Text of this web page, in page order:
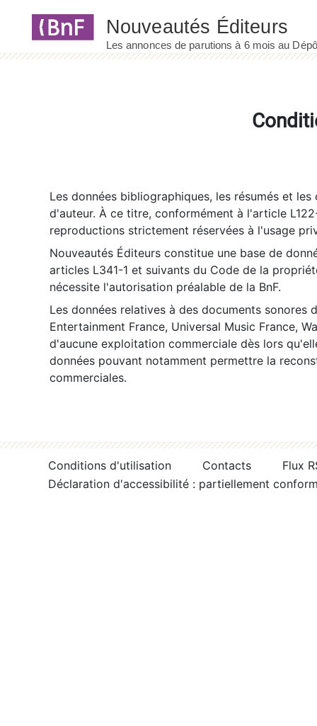
Les données bibliographiques, les résumés et
d'auteur. À ce titre, conformément à l'article
reproductions strictement réservées à l'usage
Nouveautés Éditeurs constitue une base de
articles L341-1 et suivants du Code de la
nécessite l'autorisation préalable de la BnF.
Les données relatives à des documents sonores
Entertainment France, Universal Music France,
d'aucune exploitation commerciale dès lors
données pouvant notamment permettre la
commerciales.
Conditions d'utilisation Contacts
Flux
Déclaration d'accessibilité : partiellement